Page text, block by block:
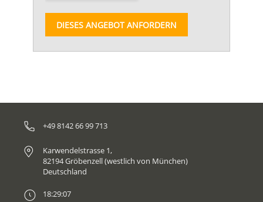
DIESES ANGEBOT ANFORDERN
+49 8142 66 99 713
Karwendelstrasse 1,
82194 Gröbenzell (westlich von München)
Deutschland
18:29:07